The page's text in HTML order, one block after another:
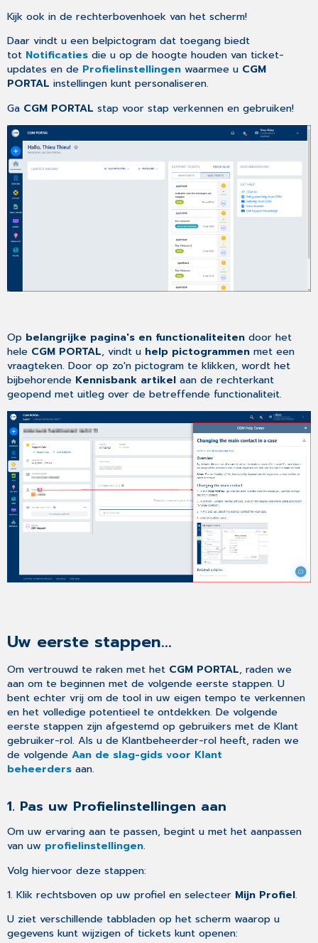
Kijk ook in de rechterbovenhoek van het scherm!
Daar vindt u een belpictogram dat toegang biedt
tot Notificaties die u op de hoogte houden van ticket-
updates en de Profielinstellingen waarmee u CGM
PORTAL instellingen kunt personaliseren.
Ga CGM PORTAL stap voor stap verkennen en gebruiken!
Op belangrijke pagina's en functionaliteiten door het
hele CGM PORTAL, vindt u help pictogrammen met een
vraagteken. Door op zo'n pictogram te klikken, wordt het
bijbehorende Kennisbank artikel aan de rechterkant
geopend met uitleg over de betreffende functionaliteit.
Uw eerste stappen...
Om vertrouwd te raken met het CGM PORTAL, raden we
aan om te beginnen met de volgende eerste stappen. U
bent echter vrij om de tool in uw eigen tempo te verkennen
en het volledige potentieel te ontdekken. De volgende
eerste stappen zijn afgestemd op gebruikers met de Klant
gebruiker-rol. Als u de Klantbeheerder-rol heeft, raden we
de volgendeAan de slag-gids voor Klant
beheerders aan.
1. Pas uw Profielinstellingen aan
Om uw ervaring aan te passen, begint u met het aanpassen
van uw profielinstellingen.
Volg hiervoor deze stappen:
1. Klik rechtsboven op uw profiel en selecteer Mijn Profiel.
U ziet verschillende tabbladen op het scherm waarop u
gegevens kunt wijzigen of tickets kunt openen: